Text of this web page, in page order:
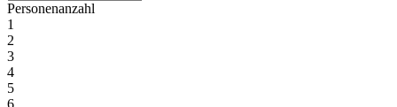
Personenanzahl
1
2
3
4
5